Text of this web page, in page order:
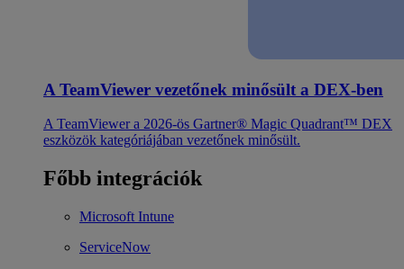
A TeamViewer vezetőnek minősült a DEX-ben
A TeamViewer a 2026-ös Gartner® Magic Quadrant™ DEX
eszközök kategóriájában vezetőnek minősült.
Főbb integrációk
Microsoft Intune
ServiceNow